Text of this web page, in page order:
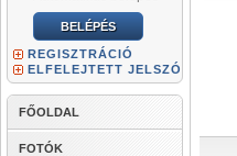
REGISZTRÁCIÓ
ELFELEJTETT JELSZÓ
FŐOLDAL
FOTÓK